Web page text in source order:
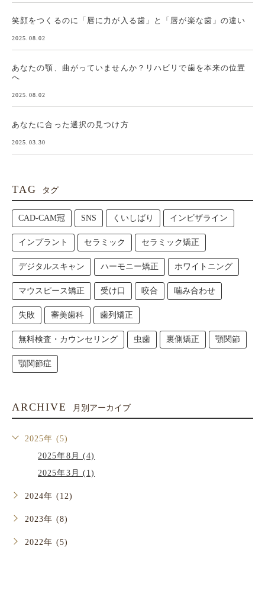
笑顔をつくるのに「唇に力が入る歯」と「唇が楽な歯」の違い
2025.08.02
あなたの顎、曲がっていませんか？リハビリで歯を本来の位置
へ
2025.08.02
あなたに合った選択の見つけ方
2025.03.30
TAG タグ
CAD-CAM冠 SNS くいしばり インビザライン
インプラント セラミック セラミック矯正
デジタルスキャン ハーモニー矯正 ホワイトニング
マウスピース矯正 受け口 咬合 噛み合わせ
失敗 審美歯科 歯列矯正
無料検査・カウンセリング 虫歯 裏側矯正 顎関節
顎関節症
ARCHIVE 月別アーカイブ
2025年 (5)
2025年8月 (4)
2025年3月 (1)
2024年 (12)
2023年 (8)
2022年 (5)